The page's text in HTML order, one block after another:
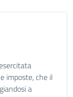
imposte, che il
a